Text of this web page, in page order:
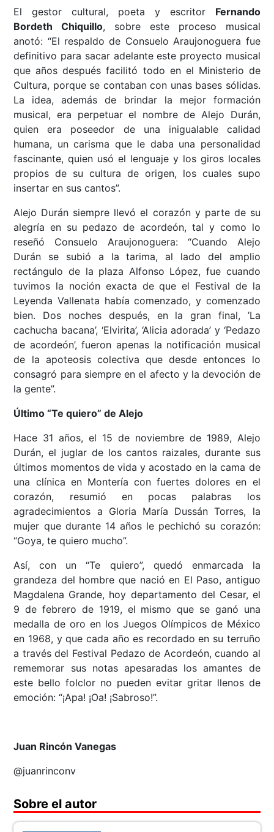
El gestor cultural, poeta y escritor Fernando
Bordeth Chiquillo, sobre este proceso musical
anotó: “El respaldo de Consuelo Araujonoguera fue
definitivo para sacar adelante este proyecto musical
que años después facilitó todo en el Ministerio de
Cultura, porque se contaban con unas bases sólidas.
La idea, además de brindar la mejor formación
musical, era perpetuar el nombre de Alejo Durán,
quien era poseedor de una inigualable calidad
humana, un carisma que le daba una personalidad
fascinante, quien usó el lenguaje y los giros locales
propios de su cultura de origen, los cuales supo
insertar en sus cantos”.
Alejo Durán siempre llevó el corazón y parte de su
alegría en su pedazo de acordeón, tal y como lo
reseñó Consuelo Araujonoguera: “Cuando Alejo
Durán se subió a la tarima, al lado del amplio
rectángulo de la plaza Alfonso López, fue cuando
tuvimos la noción exacta de que el Festival de la
Leyenda Vallenata había comenzado, y comenzado
bien. Dos noches después, en la gran final, ’La
cachucha bacana’, ‘Elvirita’, ‘Alicia adorada’ y ‘Pedazo
de acordeón’, fueron apenas la notificación musical
de la apoteosis colectiva que desde entonces lo
consagró para siempre en el afecto y la devoción de
la gente”.
Último “Te quiero” de Alejo
Hace 31 años, el 15 de noviembre de 1989, Alejo
Durán, el juglar de los cantos raizales, durante sus
últimos momentos de vida y acostado en la cama de
una clínica en Montería con fuertes dolores en el
corazón, resumió en pocas palabras los
agradecimientos a Gloria María Dussán Torres, la
mujer que durante 14 años le pechichó su corazón:
“Goya, te quiero mucho”.
Así, con un “Te quiero”, quedó enmarcada la
grandeza del hombre que nació en El Paso, antiguo
Magdalena Grande, hoy departamento del Cesar, el
9 de febrero de 1919, el mismo que se ganó una
medalla de oro en los Juegos Olímpicos de México
en 1968, y que cada año es recordado en su terruño
a través del Festival Pedazo de Acordeón, cuando al
rememorar sus notas apesaradas los amantes de
este bello folclor no pueden evitar gritar llenos de
emoción: “¡Apa! ¡Oa! ¡Sabroso!”.
Juan Rincón Vanegas
@juanrinconv
Sobre el autor